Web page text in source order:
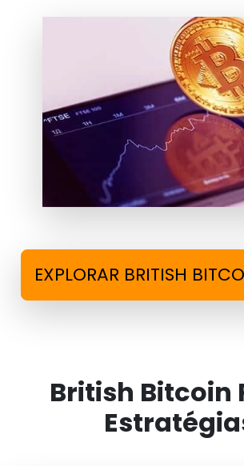
EXPLORAR BRITISH
British Bitcoin